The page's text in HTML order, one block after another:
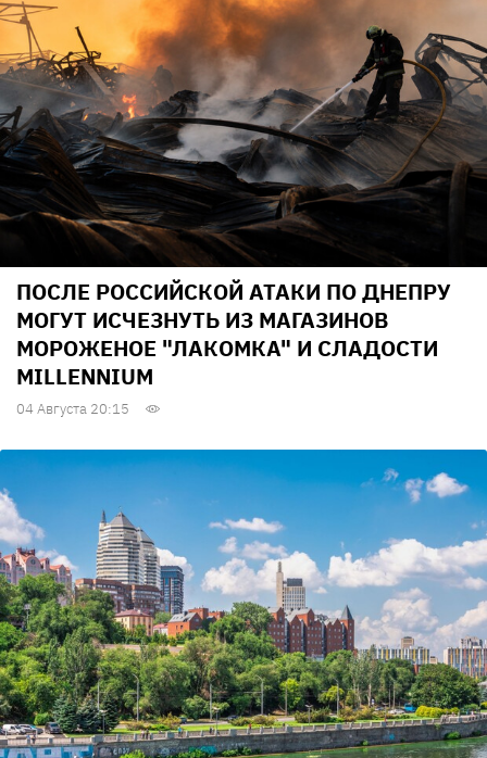
ПОСЛЕ РОССИЙСКОЙ АТАКИ ПО ДНЕПРУ
МОГУТ ИСЧЕЗНУТЬ ИЗ МАГАЗИНОВ
МОРОЖЕНОЕ "ЛАКОМКА" И СЛАДОСТИ
MILLENNIUM
04 Августа 20:15